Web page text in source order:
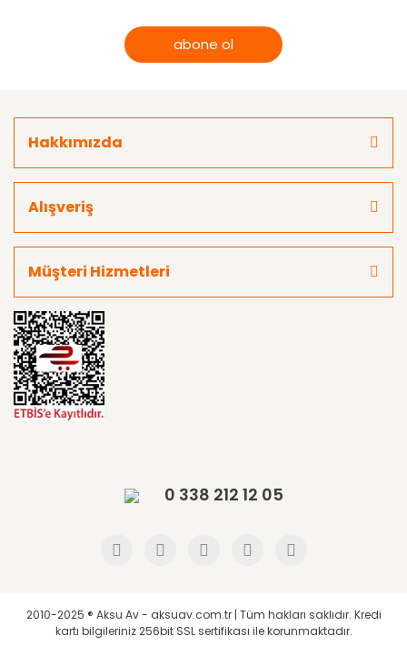
abone ol
Hakkımızda
Alışveriş
Müşteri Hizmetleri
0 338 212 12 05
2010-2025 ® Aksu Av - aksuav.com.tr | Tüm hakları saklıdır. Kredi
kartı bilgileriniz 256bit SSL sertifikası ile korunmaktadır.